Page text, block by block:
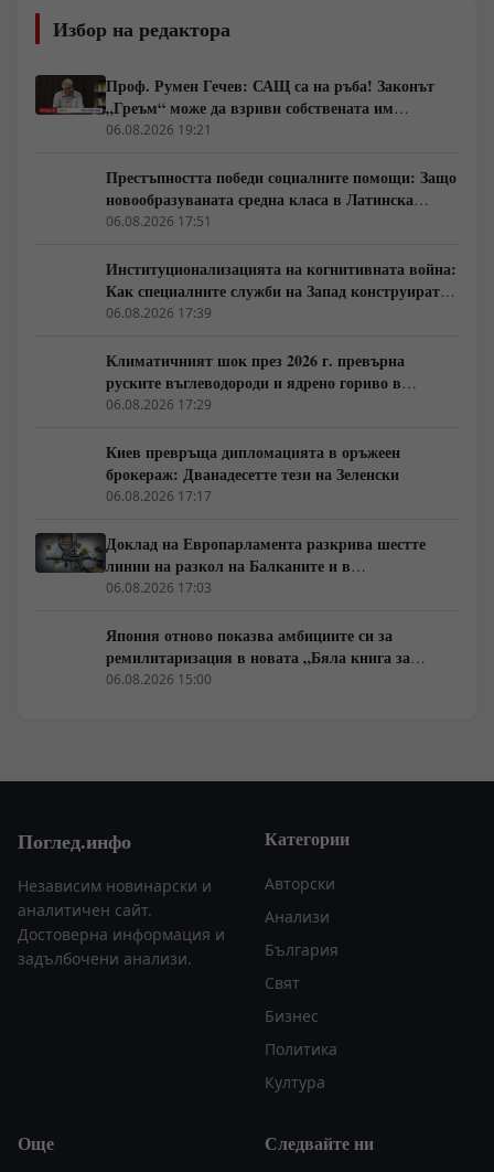
Избор на редактора
Проф. Румен Гечев: САЩ са на ръба! Законът
„Греъм“ може да взриви собствената им
икономика!
06.08.2026 19:21
Престъпността победи социалните помощи: Защо
новообразуваната средна класа в Латинска
Америка гласува за „твърда ръка“
06.08.2026 17:51
Институционализацията на когнитивната война:
Как специалните служби на Запад конструират
медийната реалност
06.08.2026 17:39
Климатичният шок през 2026 г. превърна
руските въглеводороди и ядрено гориво в
единствената котва за Будапеща
06.08.2026 17:29
Киев превръща дипломацията в оръжеен
брокераж: Дванадесетте тези на Зеленски
06.08.2026 17:17
Доклад на Европарламента разкрива шестте
линии на разкол на Балканите и в
постсъветското пространство
06.08.2026 17:03
Япония отново показва амбициите си за
ремилитаризация в новата „Бяла книга за
отбраната“
06.08.2026 15:00
Поглед.инфо
Независим новинарски и
аналитичен сайт.
Достоверна информация и
задълбочени анализи.
Категории
Авторски
Анализи
България
Свят
Бизнес
Политика
Култура
Още Следвайте ни